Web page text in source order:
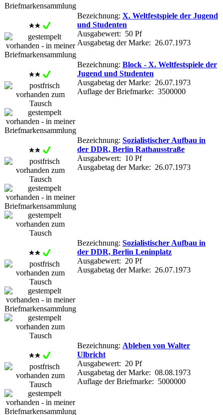
Bezeichnung: X. Weltfestspiele der Jugend
und Studenten
Ausgabewert: 50 Pf
Ausgabetag der Marke: 26.07.1973
Bezeichnung: Block - X. Weltfestspiele der
Jugend und Studenten
Ausgabetag der Marke: 26.07.1973
Auflage der Briefmarke: 3500000
Bezeichnung: Sozialistischer Aufbau in
der DDR, Berlin Rathausstraße
Ausgabewert: 10 Pf
Ausgabetag der Marke: 26.07.1973
Bezeichnung: Sozialistischer Aufbau in
der DDR, Berlin Leninplatz
Ausgabewert: 20 Pf
Ausgabetag der Marke: 26.07.1973
Bezeichnung: Ableben von Walter
Ulbricht
Ausgabewert: 20 Pf
Ausgabetag der Marke: 08.08.1973
Auflage der Briefmarke: 5000000